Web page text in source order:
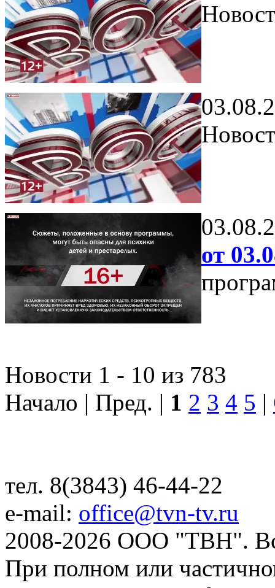
от
Новости 1 - 10 из 783
Начало | Пред. | 1 2 3 4 5 |
тел. 8(3843) 46-44-22
e-mail: office@tvn-tv.ru
2008-2026 ООО "ТВН".
При полном или